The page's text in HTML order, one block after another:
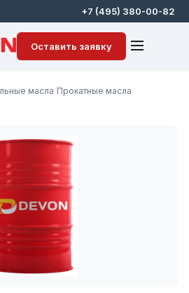
+7 (495) 380-00-82
Оставить заявку
масла Прокатные масла